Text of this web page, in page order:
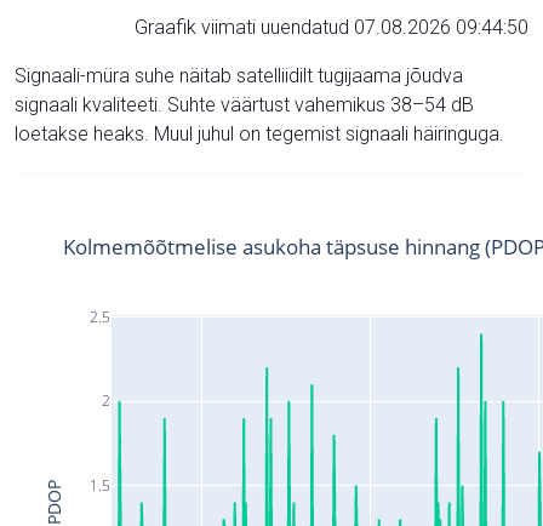
Graafik viimati uuendatud 07.08.2026 09:44:50
Signaali-müra suhe näitab satelliidilt tugijaama jõudva
signaali kvaliteeti. Suhte väärtust vahemikus 38–54 dB
loetakse heaks. Muul juhul on tegemist signaali häiringuga.
1.5
2
2.5
Kolmemõõtmelise asukoha täpsuse hinnang
PDOP